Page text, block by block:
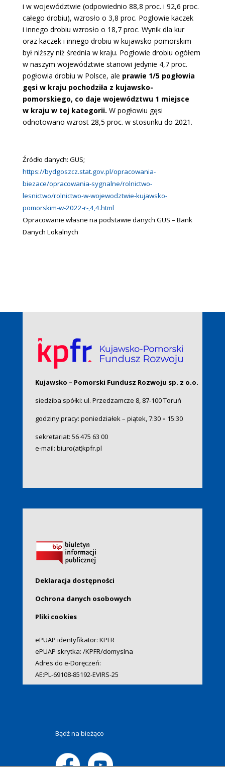
i w województwie (odpowiednio 88,8 proc. i 92,6 proc.
całego drobiu), wzrosło o 3,8 proc. Pogłowie kaczek
i innego drobiu wzrosło o 18,7 proc. Wynik dla kur
oraz kaczek i innego drobiu w kujawsko-pomorskim
był niższy niż średnia w kraju. Pogłowie drobiu ogółem
w naszym województwie stanowi jedynie 4,7 proc.
pogłowia drobiu w Polsce, ale prawie 1/5 pogłowia
gęsi w kraju pochodziła z kujawsko-
pomorskiego, co daje województwu 1 miejsce
w kraju w tej kategorii. W pogłowiu gęsi
odnotowano wzrost 28,5 proc. w stosunku do 2021.
Źródło danych: GUS;
https://bydgoszcz.stat.gov.pl/opracowania-
biezace/opracowania-sygnalne/rolnictwo-
lesnictwo/rolnictwo-w-wojewodztwie-kujawsko-
pomorskim-w-2022-r-,4,4.html
Opracowanie własne na podstawie danych GUS – Bank
Danych Lokalnych
Kujawsko – Pomorski Fundusz Rozwoju sp. z o.o.
siedziba spółki: ul. Przedzamcze 8, 87-100 Toruń
godziny pracy: poniedziałek – piątek, 7:30– 15:30
sekretariat: 56 475 63 00
e-mail: biuro(at)kpfr.pl
Deklaracja dostępności
Ochrona danych osobowych
Pliki cookies
ePUAP identyfikator: KPFR
ePUAP skrytka: /KPFR/domyslna
Adres do e-Doręczeń:
AE:PL-69108-85192-EVIRS-25
Bądź na bieżąco